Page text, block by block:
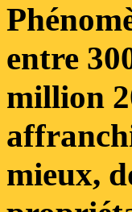
entre
million
mieux,